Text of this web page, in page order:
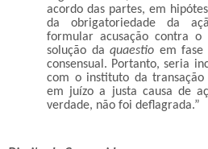
acordo das partes, em
da obrigatoriedade da
formular acusação contra o
solução daquaestio em fase
consensual. Portanto, seria
com o instituto da
em juízo a justa causa de
verdade, não foi deflagrada.”